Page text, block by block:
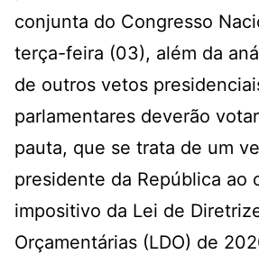
conjunta do Congresso
terça-feira (03), além da
de outros vetos
parlamentares deverão
pauta, que se trata de um
presidente da República ao
impositivo da Lei de
Orçamentárias (LDO) de